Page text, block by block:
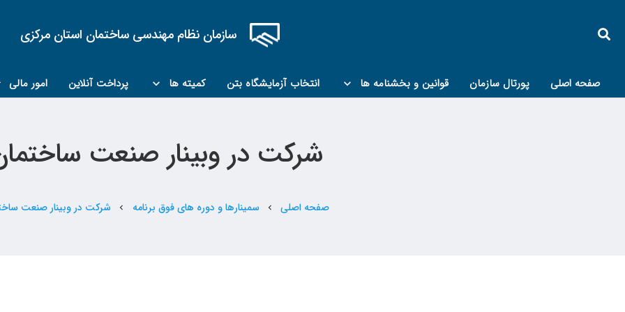
سازمان نظام مهندسی ساختمان استان مرکزی
صفحه اصلی پورتال سازمان قوانین و بخشنامه ها انتخاب آزمایشگاه بتن کمیته ها پرداخت آنلاین امور مالی
شرکت در وبینار صنعت
صفحه اصلی chevron_left سمینارها و دوره های فوق برنامه chevron_left شرکت در وبینار صنعت